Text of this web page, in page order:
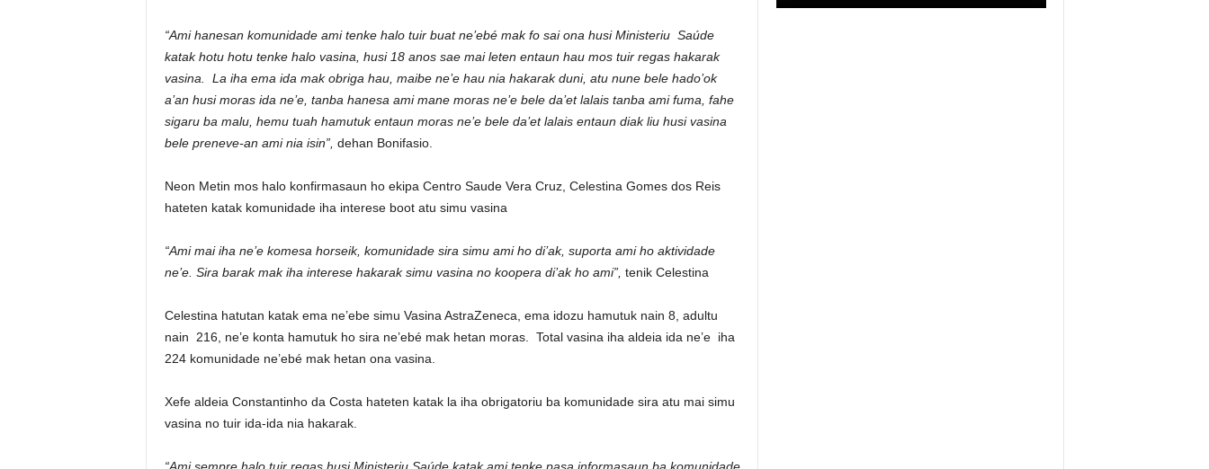
“Ami hanesan komunidade ami tenke halo tuir buat ne’ebé mak fo sai ona husi Ministeriu Saúde
katak hotu hotu tenke halo vasina, husi 18 anos sae mai leten entaun hau mos tuir regas hakarak
vasina. La iha ema ida mak obriga hau, maibe ne’e hau nia hakarak duni, atu nune bele hado’ok
a’an husi moras ida ne’e, tanba hanesa ami mane moras ne’e bele da’et lalais tanba ami fuma, fahe
sigaru ba malu, hemu tuah hamutuk entaun moras ne’e bele da’et lalais entaun diak liu husi vasina
bele preneve-an ami nia isin”, dehan Bonifasio.
Neon Metin mos halo konfirmasaun ho ekipa Centro Saude Vera Cruz, Celestina Gomes dos Reis
hateten katak komunidade iha interese boot atu simu vasina
“Ami mai iha ne’e komesa horseik, komunidade sira simu ami ho di’ak, suporta ami ho aktividade
ne’e. Sira barak mak iha interese hakarak simu vasina no koopera di’ak ho ami”, tenik Celestina
Celestina hatutan katak ema ne’ebe simu Vasina AstraZeneca, ema idozu hamutuk nain 8, adultu
nain 216, ne’e konta hamutuk ho sira ne’ebé mak hetan moras. Total vasina iha aldeia ida ne’e iha
224 komunidade ne’ebé mak hetan ona vasina.
Xefe aldeia Constantinho da Costa hateten katak la iha obrigatoriu ba komunidade sira atu mai simu
vasina no tuir ida-ida nia hakarak.